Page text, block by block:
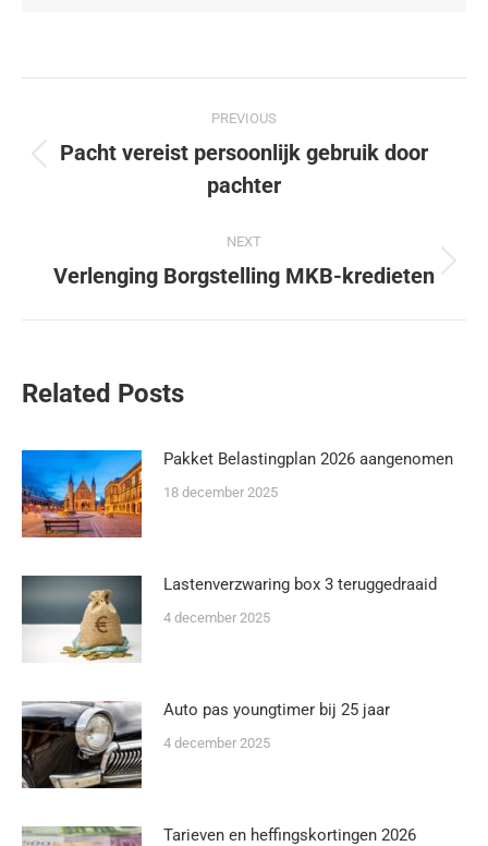
PREVIOUS
Pacht vereist persoonlijk gebruik door
pachter
NEXT
Verlenging Borgstelling MKB-kredieten
Related Posts
Pakket Belastingplan 2026 aangenomen
18 december 2025
Lastenverzwaring box 3 teruggedraaid
4 december 2025
Auto pas youngtimer bij 25 jaar
4 december 2025
Tarieven en heffingskortingen 2026